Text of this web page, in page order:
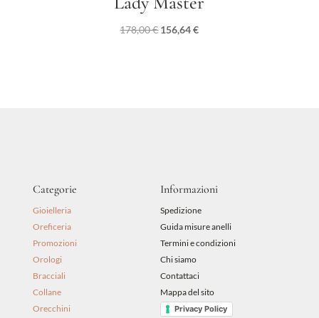
178,00€ Il
156,64€Il
Categorie
Gioielleria
Oreficeria
Promozioni
Orologi
Bracciali
Collane
Orecchini
Informazioni
Spedizione
Guida misure anelli
Termini e condizioni
Chi siamo
Contattaci
Mappa del sito
Privacy Policy